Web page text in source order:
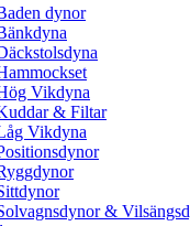
dynor
Vikdyna
& Filtar
Vikdyna
&